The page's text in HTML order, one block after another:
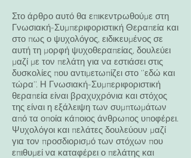
Στο άρθρο αυτό θα επικεντρωθούμε στη
Γνωσιακή-Συμπεριφοριστική Θεραπεία και
στο πως ο ψυχολόγος, ειδικευμένος σε
αυτή τη μορφή ψυχοθεραπείας, δουλεύει
μαζί με τον πελάτη για να εστιάσει στις
δυσκολίες που αντιμετωπίζει στο ‘’εδώ και
τώρα’’. Η Γνωσιακή-Συμπεριφοριστική
θεραπεία είναι βραχυχρόνια και στόχος
της είναι η εξάλειψη των συμπτωμάτων
από τα οποία κάποιος άνθρωπος υποφέρει.
Ψυχολόγοι και πελάτες δουλεύουν μαζί
για τον προσδιορισμό των στόχων που
επιθυμεί να καταφέρει ο πελάτης και